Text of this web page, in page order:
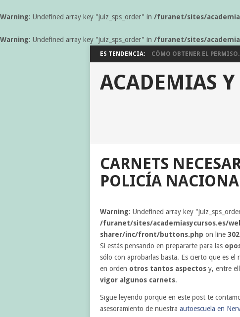
Warning: Undefined array key "juiz_sps_order" in /furanet/sites/
Warning: Undefined array key "juiz_sps_order" in /furanet/sites/
ES TENDENCIA: CÓMO OBTENER EL
ACADEMIAS
CARNETS
POLICÍA
Warning: Undefined array key
/furanet/sites/academiasycursos.es/
sharer/inc/front/buttons.php on line 302
Si estás pensando en prepararte para las
sólo con aprobarlas basta. Es cierto que es
en orden otros tantos aspectos y, entre
vigor algunos carnets.
Sigue leyendo porque en este post te
asesoramiento de nuestra autoescuela en